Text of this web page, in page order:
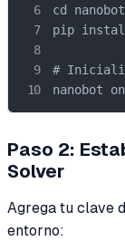
cd nanobot
pip
#
nanobot
Paso 2:
Solver
Agrega tu clave
entorno: